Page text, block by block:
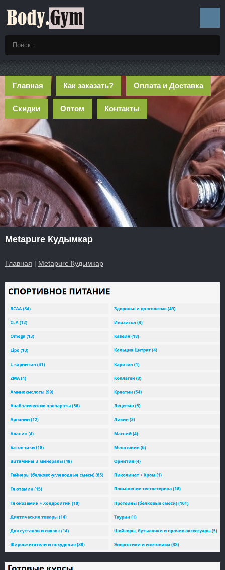
Главная Как заказать? Оплата и Доставка
Скидки Оптом Контакты
Metapure Кудымкар
Главная | Metapure Кудымкар